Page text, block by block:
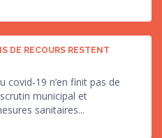
DE RECOURS RESTENT
covid-19 n’en finit pas de
municipal et
sanitaires...